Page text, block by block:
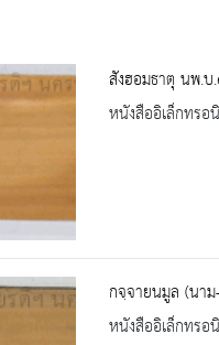
สังฮอมธาตุ นพ.
หนังสืออิเล็กทรอ
กจฺจายนมูล (นา
หนังสืออิเล็กทรอ